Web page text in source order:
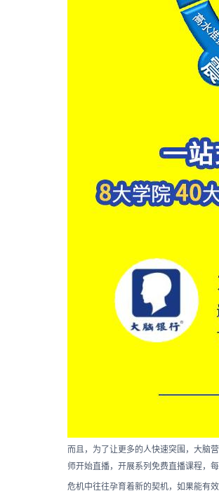
而且，为了让更多的人快速突围，大脑
师开始直播，开展系列免费直播课程，
危机中往往孕育着新的契机，如果能有